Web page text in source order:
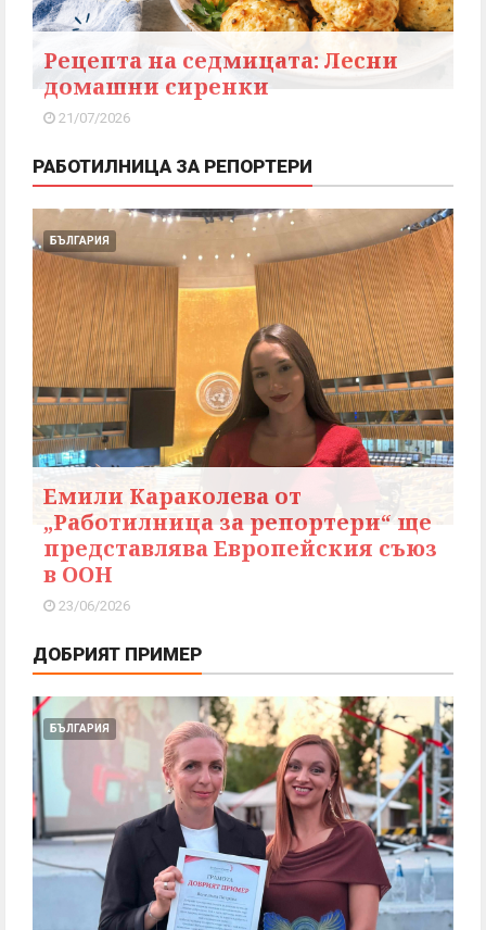
Рецепта на седмицата: Лесни
домашни сиренки
21/07/2026
РАБОТИЛНИЦА ЗА РЕПОРТЕРИ
БЪЛГАРИЯ
Емили Караколева от
„Работилница за репортери“ ще
представлява Европейския съюз
в ООН
23/06/2026
ДОБРИЯТ ПРИМЕР
БЪЛГАРИЯ